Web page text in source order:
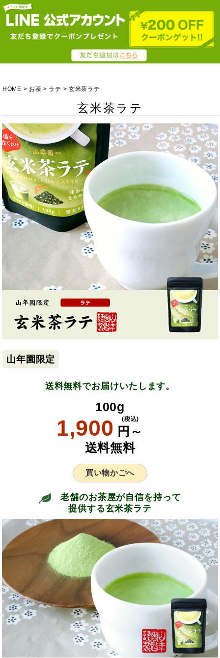
HOME お茶 ラテ 玄米茶ラテ
玄米茶ラテ
山年園限定
送料無料でお届けいたします。
100g
1,900 円～
(税込)
送料無料
買い物かごへ
老舗のお茶屋が自信を持って
提供する玄米茶ラテ